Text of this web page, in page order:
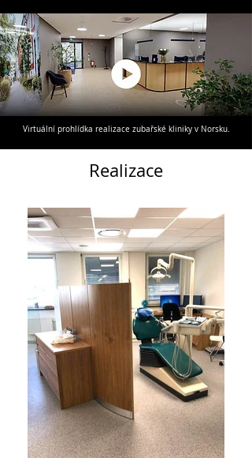
Virtuální prohlídka realizace zubařské kliniky v Norsku.
Realizace